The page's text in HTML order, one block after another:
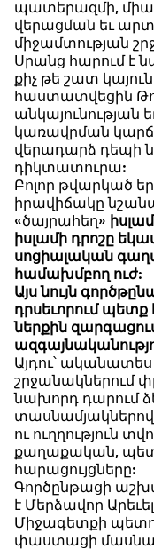
պատերազմի,
վերացման եւ
միջամտության
Սրանց հարում է
քիչ թե շատ
հաստատվեցին
անկայունության
կառավրման կարճ
վերադարձ դեպի
դիկտատուրա:
Բոլոր թվարկած
իրավիճակը
«ծայրահեղ»
իսլամի դրոշը
սոցիալական
համախմբող ուժ:
Այս նույն
դրսեւորում պետք
ներքին
Այդու՝
շրջանակներում
նախորդ դարում
ու ուղղություն
քաղաքական,
հարացույցները:
Գործընթացի
է Մերձավոր
Միջագետքի
փաստացի